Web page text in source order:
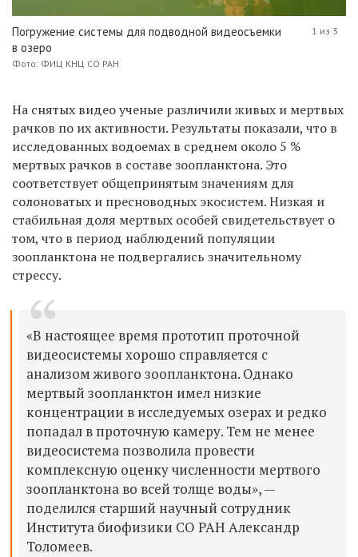
Погружение системы для подводной видеосъемки
в озеро
Фото: ФИЦ КНЦ СО РАН
1 из 3
На снятых видео ученые различили живых и мертвых
рачков по их активности. Результаты показали, что в
исследованных водоемах в среднем около 5 %
мертвых рачков в составе зоопланктона. Это
соответствует общепринятым значениям для
солоноватых и пресноводных экосистем. Низкая и
стабильная доля мертвых особей свидетельствует о
том, что в период наблюдений популяции
зоопланктона не подвергались значительному
стрессу.
«В настоящее время прототип проточной
видеосистемы хорошо справляется с
анализом живого зоопланктона. Однако
мертвый зоопланктон имел низкие
концентрации в исследуемых озерах и редко
попадал в проточную камеру. Тем не менее
видеосистема позволила провести
комплексную оценку численности мертвого
зоопланктона во всей толще воды», —
поделился старший научный сотрудник
Института биофизики СО РАН Александр
Толомеев.